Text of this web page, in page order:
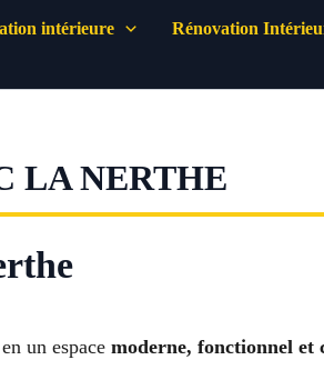
intérieure Rénovation
LA NERTHE
un espace moderne, fonctionnel et